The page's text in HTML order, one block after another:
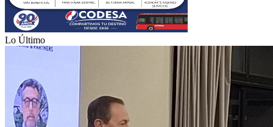
Lo Último